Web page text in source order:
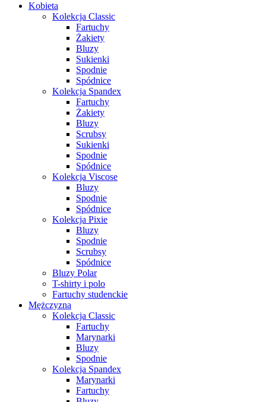
Kobieta
Kolekcja Classic
Fartuchy
Żakiety
Bluzy
Sukienki
Spodnie
Spódnice
Kolekcja Spandex
Fartuchy
Żakiety
Bluzy
Scrubsy
Sukienki
Spodnie
Spódnice
Kolekcja Viscose
Bluzy
Spodnie
Spódnice
Kolekcja Pixie
Bluzy
Spodnie
Scrubsy
Spódnice
Bluzy Polar
T-shirty i polo
Fartuchy studenckie
Mężczyzna
Kolekcja Classic
Fartuchy
Marynarki
Bluzy
Spodnie
Kolekcja Spandex
Marynarki
Fartuchy